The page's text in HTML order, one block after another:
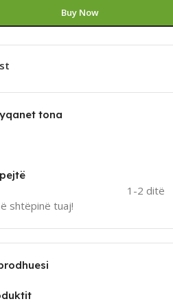
Buy Now
tona
shtëpinë tuaj!
1-2 ditë